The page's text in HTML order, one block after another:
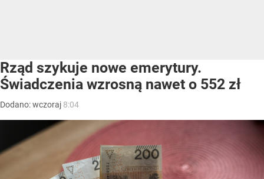
Rząd szykuje nowe emerytury.
Świadczenia wzrosną nawet o 552 zł
Dodano:wczoraj 8:04